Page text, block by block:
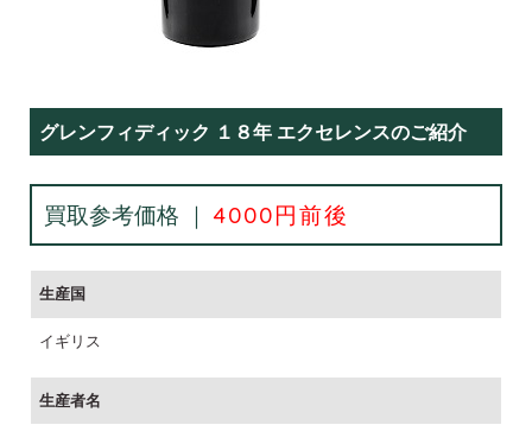
グレンフィディック １８年 エクセレンスのご紹介
買取参考価格 ｜ 4000円前後
生産国
イギリス
生産者名